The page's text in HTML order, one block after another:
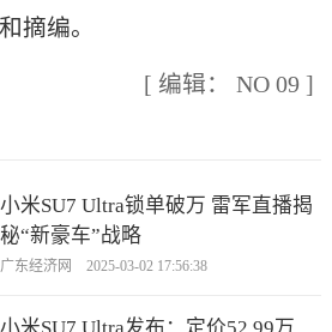
摘编。
[ 编辑： NO 09 ]
小米SU7 Ultra锁单破万 雷军直播揭
秘“新豪车”战略
广东经济网 2025-03-02 17:56:38